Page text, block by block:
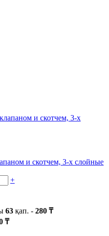
и скотчем, 3-х слойные
+
63 қап. - 280 ₸
₸